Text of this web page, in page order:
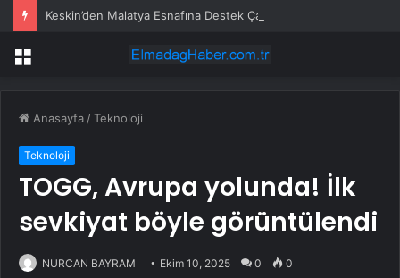
Keskin’den Malatya Esnafına Destek Çağrısı
Menü
Anasayfa /Teknoloji
Teknoloji
TOGG, Avrupa yolunda! İlk
sevkiyat böyle görüntülendi
NURCAN BAYRAM Ekim 10, 2025 0 0